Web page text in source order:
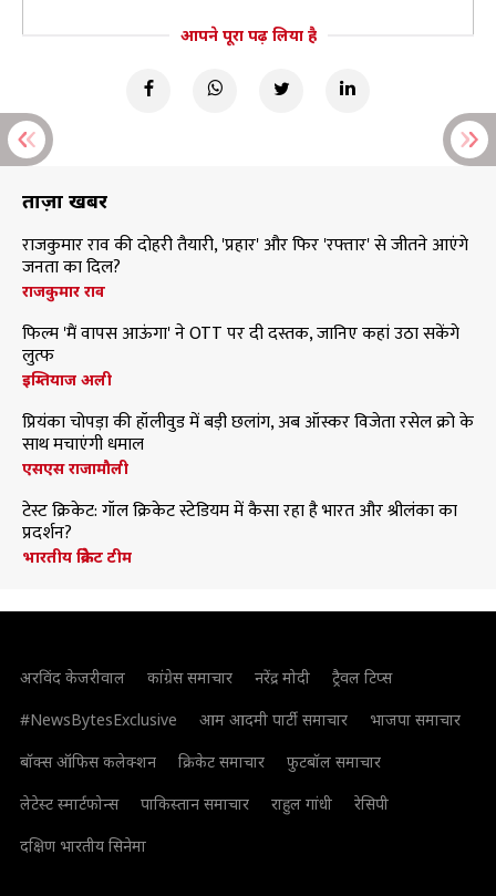
आपने पूरा पढ़ लिया है
ताज़ा खबरें
राजकुमार राव की दोहरी तैयारी, 'प्रहार' और फिर 'रफ्तार' से जीतने आएंगे
जनता का दिल?
राजकुमार राव
फिल्म 'मैं वापस आऊंगा' ने OTT पर दी दस्तक, जानिए कहां उठा सकेंगे
लुत्फ
इम्तियाज अली
प्रियंका चोपड़ा की हॉलीवुड में बड़ी छलांग, अब ऑस्कर विजेता रसेल क्रो के
साथ मचाएंगी धमाल
एसएस राजामौली
टेस्ट क्रिकेट: गॉल क्रिकेट स्टेडियम में कैसा रहा है भारत और श्रीलंका का
प्रदर्शन?
भारतीय क्रिकेट टीम
अरविंद केजरीवाल कांग्रेस समाचार नरेंद्र मोदी
ट्रैवल टिप्स
#NewsBytesExclusive
आम आदमी पार्टी समाचार
भाजपा समाचार
बॉक्स ऑफिस कलेक्शन
क्रिकेट समाचार
फुटबॉल समाचार
लेटेस्ट स्मार्टफोन्स
पाकिस्तान समाचार राहुल गांधी
रेसिपी
दक्षिण भारतीय सिनेमा